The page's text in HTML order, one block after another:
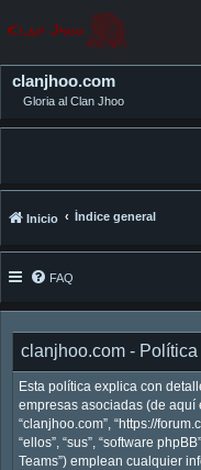
clanjhoo.com
Gloria al Clan Jhoo
Inicio Índice general
FAQ
clanjhoo.com -
Esta política explica con
empresas asociadas (de aquí
“clanjhoo.com”, “https://
“ellos”, “sus”, “software
Teams”) emplean cualquier